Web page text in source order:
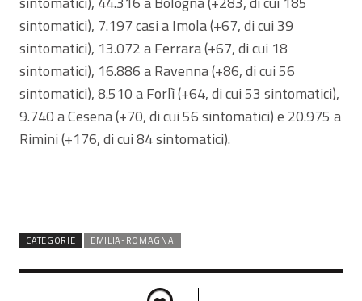
sintomatici), 7.197 casi a Imola (+67, di cui 39
sintomatici), 13.072 a Ferrara (+67, di cui 18
sintomatici), 16.886 a Ravenna (+86, di cui 56
sintomatici), 8.510 a Forlì (+64, di cui 53 sintomatici),
9.740 a Cesena (+70, di cui 56 sintomatici) e 20.975 a
Rimini (+176, di cui 84 sintomatici).
CATEGORIE EMILIA-ROMAGNA